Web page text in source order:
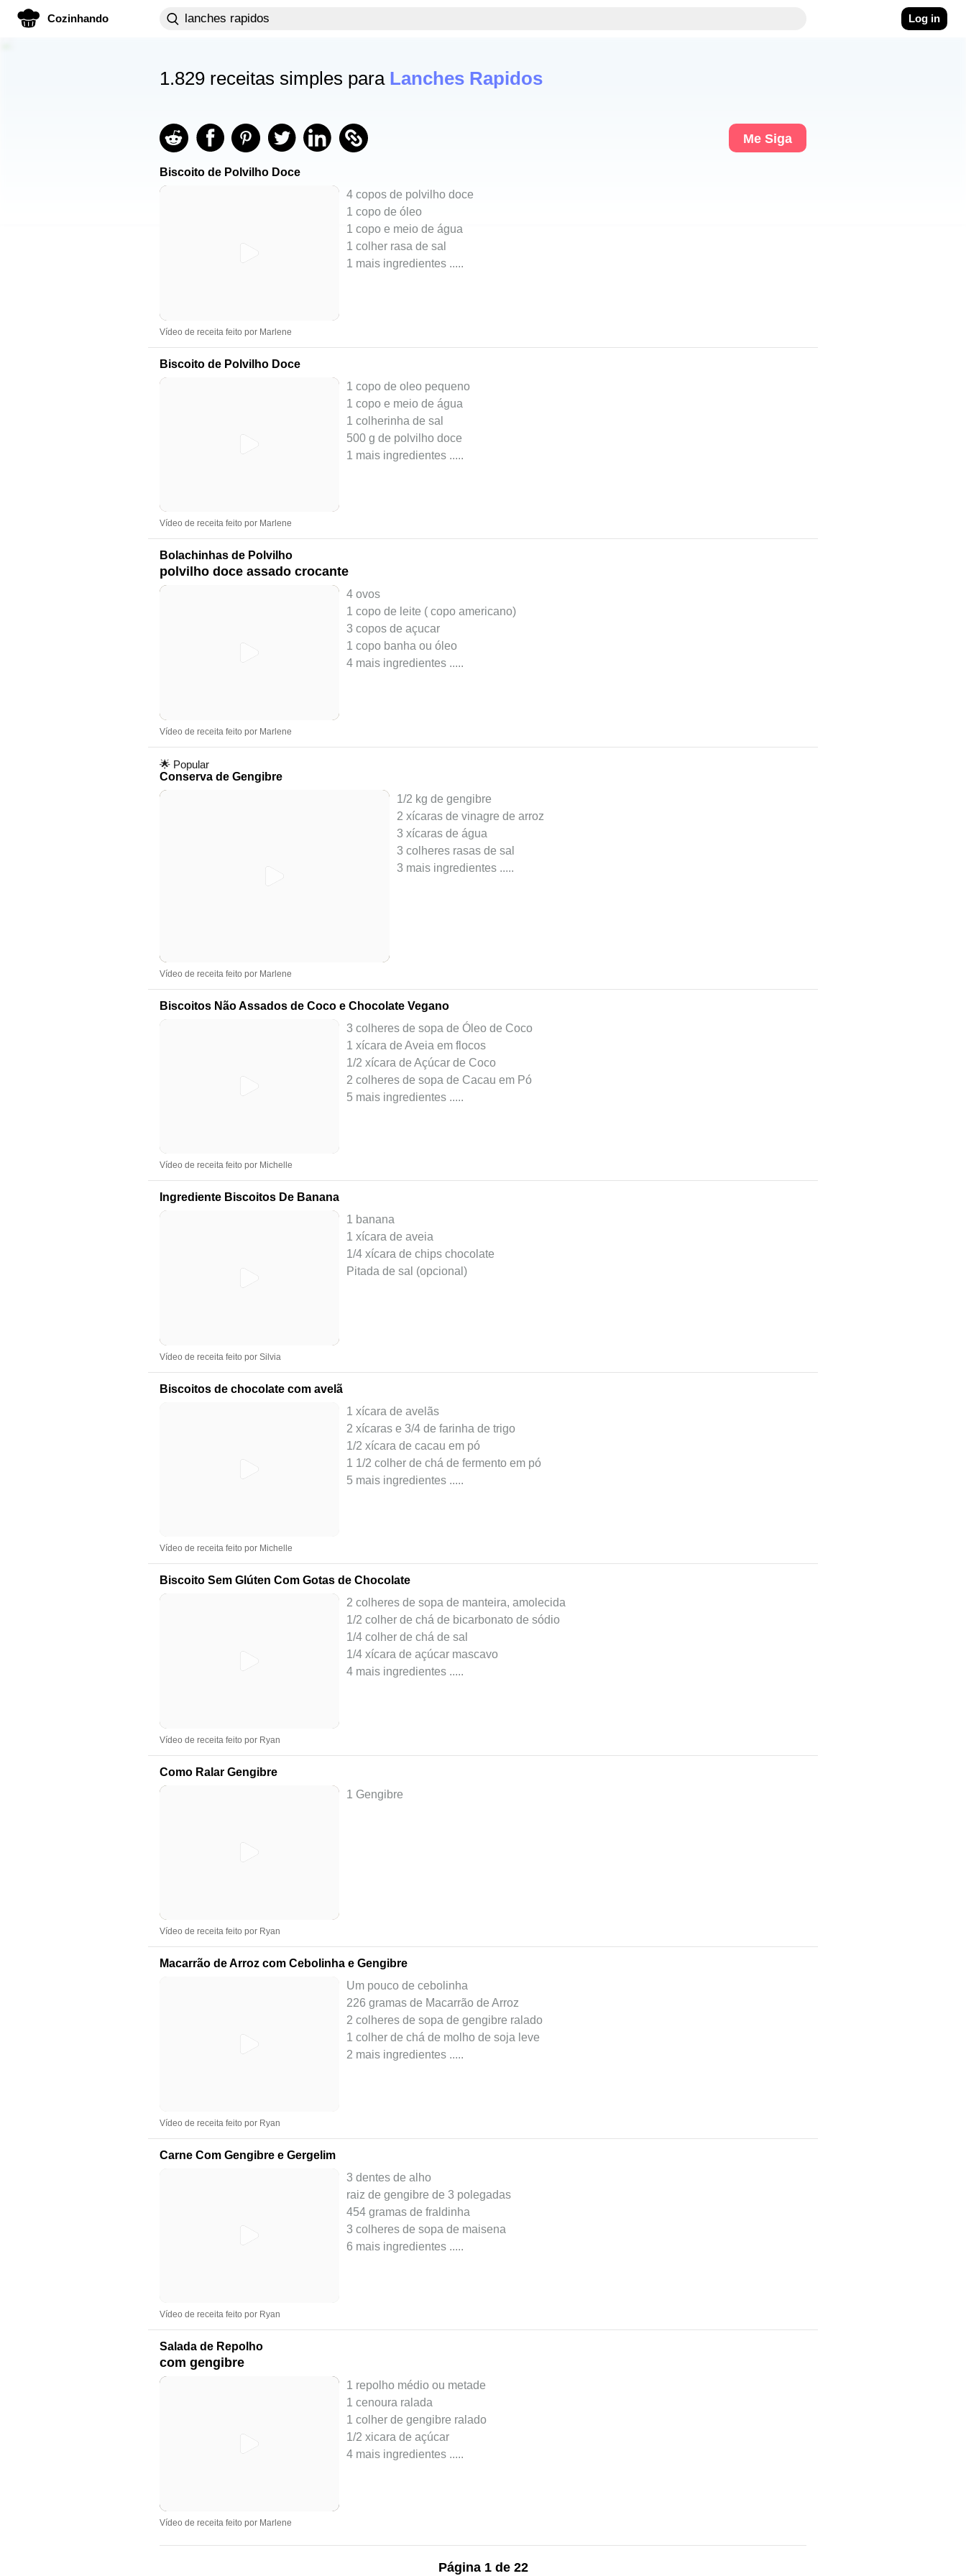
Cozinhando Log in
1.829 receitas simples para Lanches Rapidos
Me Siga
Biscoito de Polvilho Doce
4 copos de polvilho doce
1 copo de óleo
1 copo e meio de água
1 colher rasa de sal
1 mais ingredientes .....
Vídeo de receita feito por Marlene
Biscoito de Polvilho Doce
1 copo de oleo pequeno
1 copo e meio de água
1 colherinha de sal
500 g de polvilho doce
1 mais ingredientes ..
Vídeo de receita feito por Marlene
Bolachinhas de Polvilho
polvilho doce assado crocante
4 ovos
1 copo de leite ( copo americano)
3 copos de açucar
1 copo banha ou óleo
4 mais ingredientes .....
Vídeo de receita feito por Marlene
🌟 Popular
Conserva de Gengibre
1/2 kg de gengibre
2 xícaras de vinagre de arroz
3 xícaras de água
3 colheres rasas de sal
3 mais ingredientes ..
Vídeo de receita feito por Marlene
Biscoitos Não Assados de Coco e Chocolate Vegano
3 colheres de sopa de Óleo de Coco
1 xícara de Aveia em flocos
1/2 xícara de Açúcar de Coco
2 colheres de sopa de Cacau em Pó
5 mais ingredientes ..
Vídeo de receita feito por Michelle
Ingrediente Biscoitos De Banana
1 banana
1 xícara de aveia
1/4 xícara de chips chocolate
Pitada de sal (opcional)
Vídeo de receita feito por Silvia
Biscoitos de chocolate com avelã
1 xícara de avelãs
2 xícaras e 3/4 de farinha de trigo
1/2 xícara de cacau em pó
1 1/2 colher de chá de fermento em pó
5 mais ingredientes ..
Vídeo de receita feito por Michelle
Biscoito Sem Glúten Com Gotas de Chocolate
2 colheres de sopa de manteira, amolecida
1/2 colher de chá de bicarbonato de sódio
1/4 colher de chá de sal
1/4 xícara de açúcar mascavo
4 mais ingredientes .....
Vídeo de receita feito por Ryan
Como Ralar Gengibre
1 Gengibre
Vídeo de receita feito por Ryan
Macarrão de Arroz com Cebolinha e Gengibre
Um pouco de cebolinha
226 gramas de Macarrão de Arroz
2 colheres de sopa de gengibre ralado
1 colher de chá de molho de soja leve
2 mais ingredientes .....
Vídeo de receita feito por Ryan
Carne Com Gengibre e Gergelim
3 dentes de alho
raiz de gengibre de 3 polegadas
454 gramas de fraldinha
3 colheres de sopa de maisena
6 mais ingredientes ..
Vídeo de receita feito por Ryan
Salada de Repolho
com gengibre
1 repolho médio ou metade
1 cenoura ralada
1 colher de gengibre ralado
1/2 xicara de açúcar
4 mais ingredientes .....
Vídeo de receita feito por Marlene
Página 1 de 22